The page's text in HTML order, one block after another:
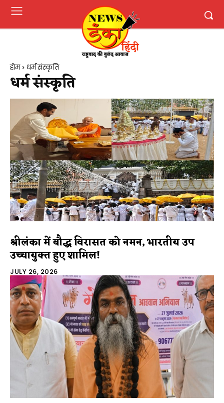
होम धर्म संस्कृति
धर्म संस्कृति
श्रीलंका में बौद्ध विरासत को नमन, भारतीय उप
उच्चायुक्त हुए शामिल!
JULY 26, 2026